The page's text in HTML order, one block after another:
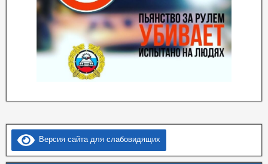
Версия сайта для слабовидящих